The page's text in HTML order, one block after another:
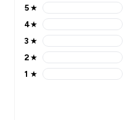
5 stars rating 13 reviews
5★
4 stars rating 5 reviews
4★
3 stars rating 1 reviews
3 ★
2 stars rating 3 reviews
2★
1 stars rating 3 reviews
1 ★